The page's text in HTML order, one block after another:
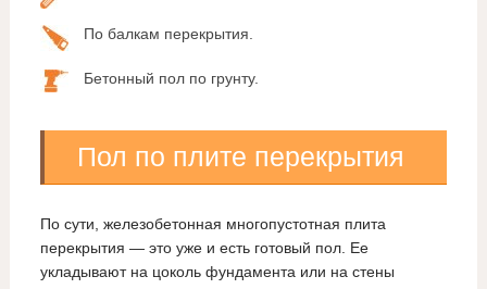
По балкам перекрытия.
Бетонный пол по грунту.
Пол по плите перекрытия
По сути, железобетонная многопустотная плита
перекрытия — это уже и есть готовый пол. Ее
укладывают на цоколь фундамента или на стены